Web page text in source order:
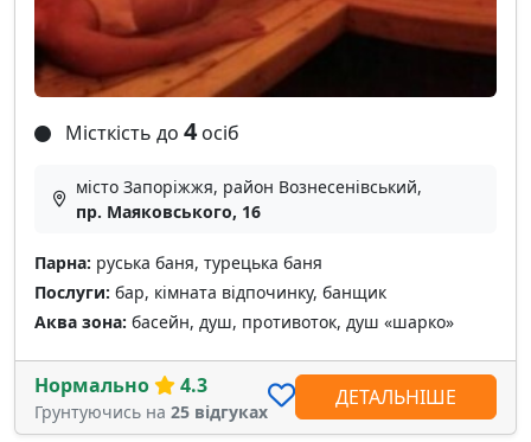
Місткість до 4 осіб
місто Запоріжжя, район Вознесенівський,
пр. Маяковського, 16
Парна: руська баня, турецька баня
Послуги: бар, кімната відпочинку, банщик
Аква зона: басейн, душ, противоток, душ «шарко»
Нормально 4.3
Грунтуючись на 25 відгуках
ДЕТАЛЬНІШЕ